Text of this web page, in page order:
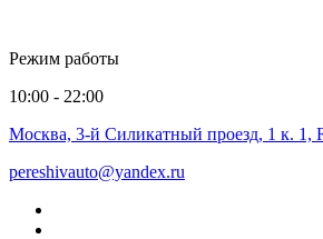
Режим работы
10:00 - 22:00
Москва, 3-й Силикатный проезд, 1 к. 1,
pereshivauto@yandex.ru